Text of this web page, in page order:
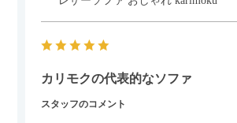
カリモクの代表的なソファ
スタッフのコメント